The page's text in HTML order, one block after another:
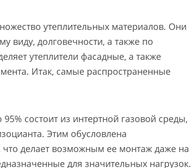
утеплительных материалов. Они
виду, долговечности, а также по
утеплители фасадные, а также
Итак, самые распространенные
95% состоит из интертной газовой среды,
Этим обусловлена
что делает возможным ее монтаж даже на
для значительных нагрузок.